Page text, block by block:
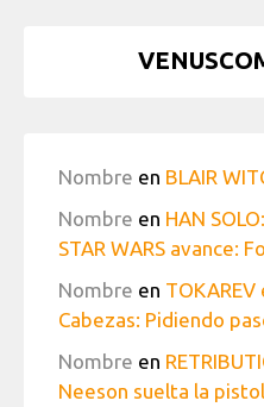
Nombre en BLAIR
Nombre en HAN
STAR WARS avance:
Nombre en
Cabezas: Pidiendo
Nombre en
Neeson suelta la